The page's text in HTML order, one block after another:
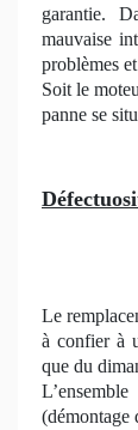
garantie.
mauvaise
problèmes
Soit le
panne se
Le
à confier à
que du
(démontage